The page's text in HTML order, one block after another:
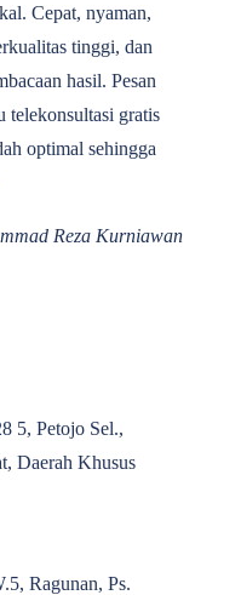
Cepat, nyaman,
tinggi, dan
hasil. Pesan
telekonsultasi gratis
optimal sehingga
Reza Kurniawan
5, Petojo Sel.,
Daerah Khusus
Ragunan, Ps.